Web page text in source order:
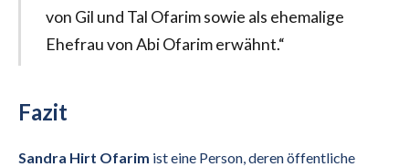
von Gil und Tal Ofarim sowie als ehemalige
Ehefrau von Abi Ofarim erwähnt.“
Fazit
Sandra Hirt Ofarim ist eine Person, deren öffentliche